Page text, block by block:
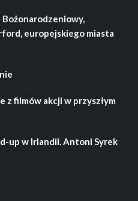
europejskiego miasta
z filmów akcji w przyszłym
up w Irlandii. Antoni Syrek